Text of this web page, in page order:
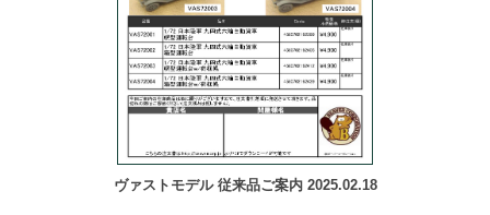
ヴァストモデル 従来品ご案内 2025.02.18